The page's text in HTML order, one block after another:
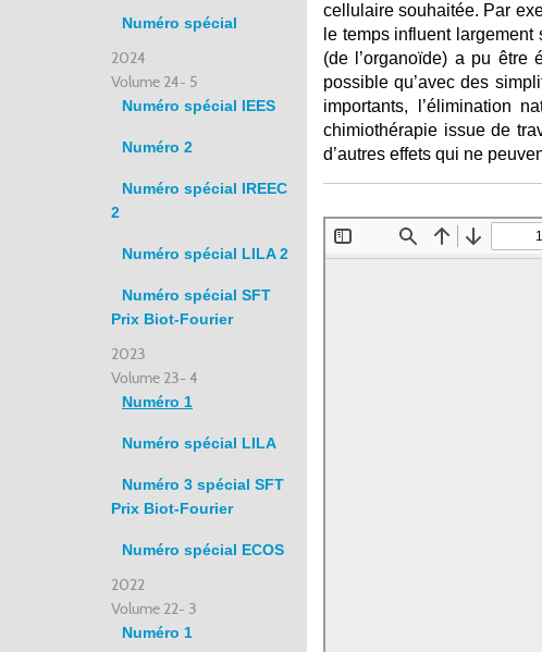
Numéro spécial
2024
Volume 24- 5
Numéro spécial IEES
Numéro 2
Numéro spécial IREEC
2
Numéro spécial LILA 2
Numéro spécial SFT
Prix Biot-Fourier
2023
Volume 23- 4
Numéro 1
Numéro spécial LILA
Numéro 3 spécial SFT
Prix Biot-Fourier
Numéro spécial ECOS
2022
Volume 22- 3
Numéro 1
cellulaire souhaitée. Par
le temps influent
(de l’organoïde) a pu être
possible qu’avec des
importants, l’élimination
chimiothérapie issue de
d’autres effets qui ne